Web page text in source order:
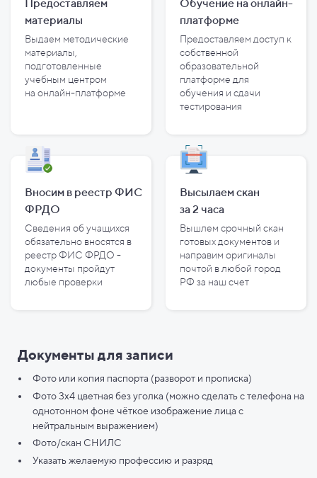
Предоставляем
материалы
Выдаем методические
материалы,
подготовленные
учебным центром
на онлайн-платформе
Обучение на онлайн-
платформе
Предоставляем доступ к
собственной
образовательной
платформе для
обучения и сдачи
тестирования
Вносим в реестр ФИС
ФРДО
Сведения об учащихся
обязательно вносятся в
реестр ФИС ФРДО -
документы пройдут
любые проверки
Высылаем скан
за2 часа
Вышлем срочный скан
готовых документов и
направим оригиналы
почтой в любой город
РФ за наш счет
Документы для записи
Фото или копия паспорта (разворот и прописка)
Фото 3х4 цветная без уголка (можно сделать с телефона на
однотонном фоне чёткое изображение лица с
нейтральным выражением)
Фото/скан СНИЛС
Указать желаемую профессию и разряд